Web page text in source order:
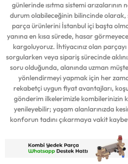
günlerinde ısıtma sistemi arızalarının
durum olabileceğinin bilincinde
parça ürünlerini İstanbul içi başta
yanına en kısa sürede, hasar
kargoluyoruz. İhtiyacınız olan
sorgularken veya sipariş sürecinde
soru olduğunda, alanında uzman
yönlendirmeyi yapmak için her
rekabetçi uygun fiyat avantajları,
gönderim ilkelerimizle kombilerinizin
yenileyebilir; yaşam alanlarınızda
konforun tadını çıkarmaya vakit